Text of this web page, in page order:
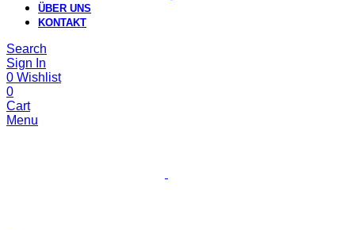
ÜBER UNS
KONTAKT
Search
Sign In
0 Wishlist
0
Cart
Menu